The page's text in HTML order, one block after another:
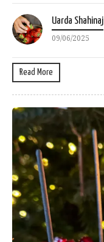
Uarda Shahinaj
09/06/2025
Read More